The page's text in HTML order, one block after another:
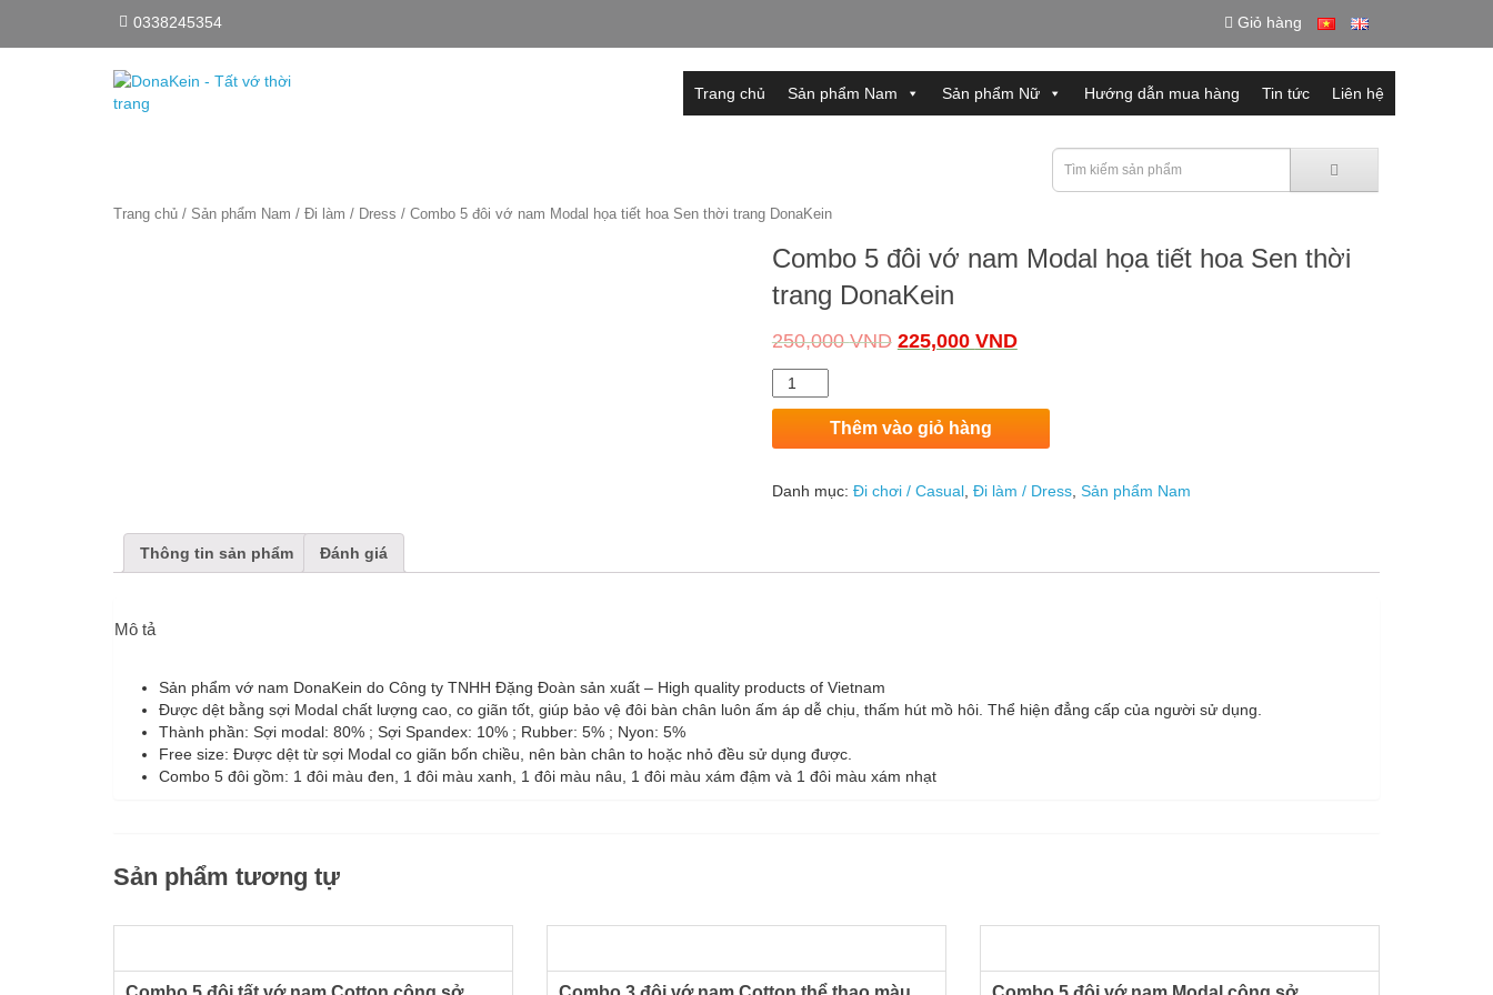
0338245354 Giỏ hàng
Trang chủ Sản phẩm Nam Sản phẩm Nữ Hướng dẫn mua hàng Tin tức Liên hệ
Trang chủ / Sản phẩm Nam / Đi làm / Dress / Combo 5 đôi vớ nam Modal họa tiết hoa Sen thời trang DonaKein
Combo 5 đôi vớ nam Modal họa tiết hoa Sen thời
trang DonaKein
250,000VND 225,000 VND
lượng
Thêm vào giỏ hàng
Danh mục: Đi chơi / Casual, Đi làm / Dress, Sản phẩm Nam
Thông tin sản phẩm Đánh giá
Mô tả
Sản phẩm vớ nam DonaKein do Công ty TNHH Đặng Đoàn sản xuất – High quality products of Vietnam
Được dệt bằng sợi Modal chất lượng cao, co giãn tốt, giúp bảo vệ đôi bàn chân luôn ấm áp dễ chịu, thấm hút mồ hôi. Thể hiện đẳng cấp của người sử dụng.
Thành phần: Sợi modal: 80% ; Sợi Spandex: 10% ; Rubber: 5% ; Nyon: 5%
Free size: Được dệt từ sợi Modal co giãn bốn chiều, nên bàn chân to hoặc nhỏ đều sử dụng được.
Combo 5 đôi gồm: 1 đôi màu đen, 1 đôi màu xanh, 1 đôi màu nâu, 1 đôi màu xám đậm và 1 đôi màu xám nhạt
Sản phẩm tương tự